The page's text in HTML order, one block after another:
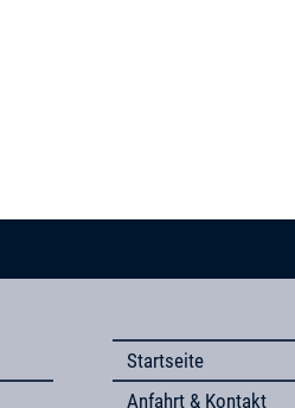
Startseite
Anfahrt & Kontakt